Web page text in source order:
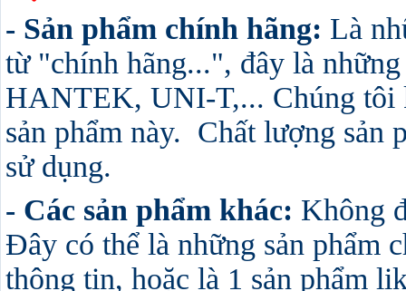
- Sản phẩm chính hãng: Là
từ "chính hãng...", đây là
HANTEK, UNI-T,... Chúng tôi
sản phẩm này. Chất lượng sản
sử dụng.
- Các sản phẩm khác: Không
Đây có thể là những sản phẩm
thông tin, hoặc là 1 sản phẩm